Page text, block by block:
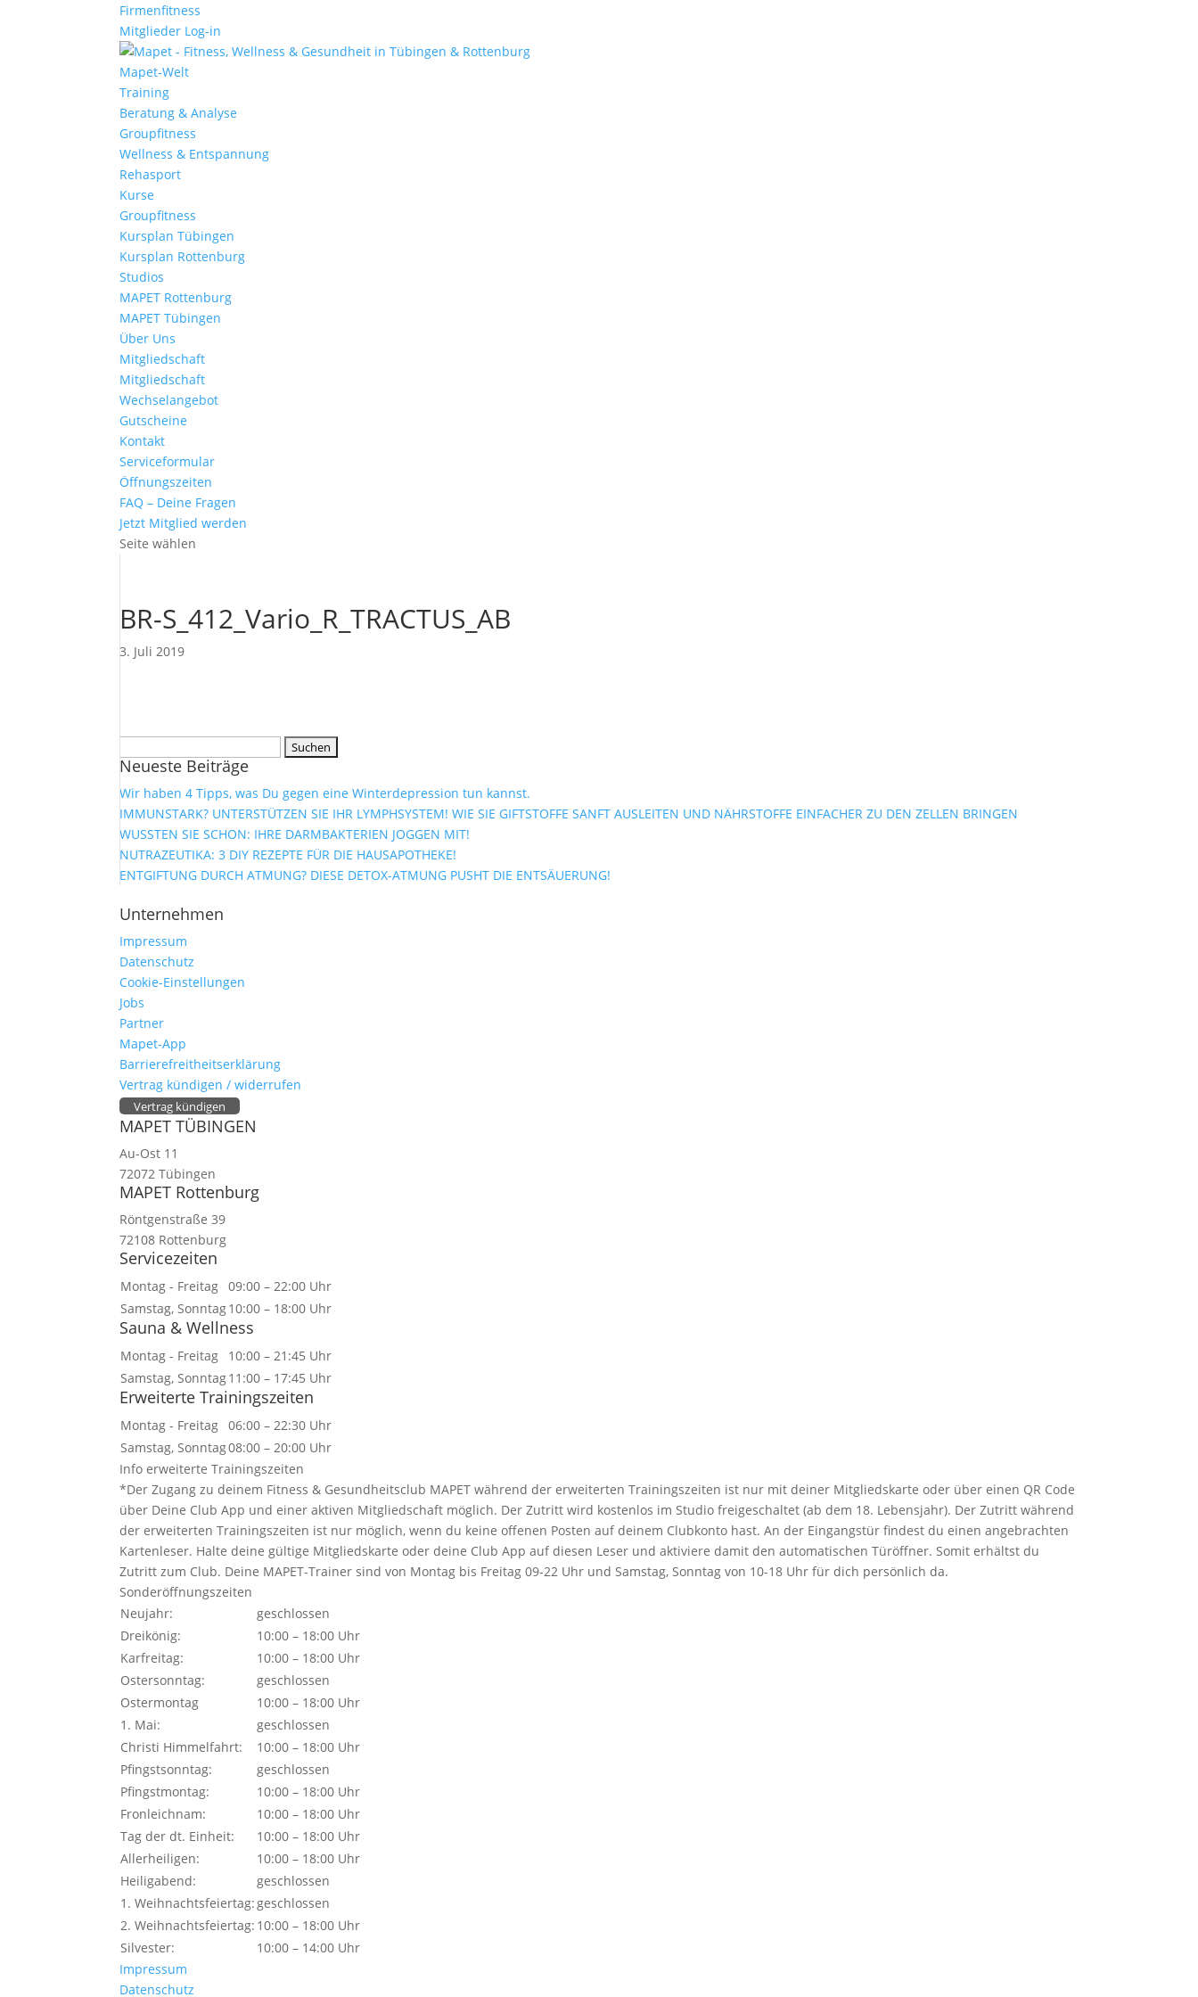
Firmenfitness
Mitglieder Log-in
Mapet-Welt
Training
Beratung & Analyse
Groupfitness
Wellness & Entspannung
Rehasport
Kurse
Groupfitness
Kursplan Tübingen
Kursplan Rottenburg
Studios
MAPET Rottenburg
MAPET Tübingen
Über Uns
Mitgliedschaft
Mitgliedschaft
Wechselangebot
Gutscheine
Kontakt
Serviceformular
Öffnungszeiten
FAQ – Deine Fragen
Jetzt Mitglied werden
Seite wählen
BR-S_412_Vario_R_TRACTUS_AB
3. Juli 2019
nach:
Neueste Beiträge
Wir haben 4 Tipps, was Du gegen eine Winterdepression tun kannst.
IMMUNSTARK? UNTERSTÜTZEN SIE IHR LYMPHSYSTEM! WIE SIE GIFTSTOFFE SANFT AUSLEITEN UND NÄHRSTOFFE EINFACHER ZU DEN ZELLEN BRINGEN
WUSSTEN SIE SCHON: IHRE DARMBAKTERIEN JOGGEN MIT!
NUTRAZEUTIKA: 3 DIY REZEPTE FÜR DIE HAUSAPOTHEKE!
ENTGIFTUNG DURCH ATMUNG? DIESE DETOX-ATMUNG PUSHT DIE ENTSÄUERUNG!
Unternehmen
Impressum
Datenschutz
Cookie-Einstellungen
Jobs
Partner
Mapet-App
Barrierefreitheitserklärung
Vertrag kündigen / widerrufen
Vertrag kündigen
MAPET TÜBINGEN
Au-Ost 11
72072 Tübingen
MAPET Rottenburg
Röntgenstraße 39
72108 Rottenburg
Servicezeiten
Montag - Freitag
09:00 – 22:00 Uhr
Samstag, Sonntag10:00 – 18:00 Uhr
Sauna & Wellness
Montag - Freitag
10:00 – 21:45 Uhr
Samstag, Sonntag11:00 – 17:45 Uhr
Erweiterte Trainingszeiten
Montag - Freitag
06:00 – 22:30 Uhr
Samstag, Sonntag08:00 – 20:00 Uhr
Info erweiterte Trainingszeiten
*Der Zugang zu deinem Fitness & Gesundheitsclub MAPET während der erweiterten Trainingszeiten ist nur mit deiner Mitgliedskarte oder über einen QR Code
über Deine Club App und einer aktiven Mitgliedschaft möglich. Der Zutritt wird kostenlos im Studio freigeschaltet (ab dem 18. Lebensjahr). Der Zutritt während
der erweiterten Trainingszeiten ist nur möglich, wenn du keine offenen Posten auf deinem Clubkonto hast. An der Eingangstür findest du einen angebrachten
Kartenleser. Halte deine gültige Mitgliedskarte oder deine Club App auf diesen Leser und aktiviere damit den automatischen Türöffner. Somit erhältst du
Zutritt zum Club. Deine MAPET-Trainer sind von Montag bis Freitag 09-22 Uhr und Samstag, Sonntag von 10-18 Uhr für dich persönlich da.
Sonderöffnungszeiten
Neujahr:
geschlossen
Dreikönig:
10:00 – 18:00 Uhr
Karfreitag:
10:00 – 18:00 Uhr
Ostersonntag:
geschlossen
Ostermontag
10:00 – 18:00 Uhr
1. Mai:
geschlossen
Christi Himmelfahrt:
10:00 – 18:00 Uhr
Pfingstsonntag:
geschlossen
Pfingstmontag:
10:00 – 18:00 Uhr
Fronleichnam:
10:00 – 18:00 Uhr
Tag der dt. Einheit:
10:00 – 18:00 Uhr
Allerheiligen:
10:00 – 18:00 Uhr
Heiligabend:
geschlossen
1. Weihnachtsfeiertag:geschlossen
2. Weihnachtsfeiertag: 10:00 – 18:00 Uhr
Silvester:
10:00 – 14:00 Uhr
Impressum
Datenschutz